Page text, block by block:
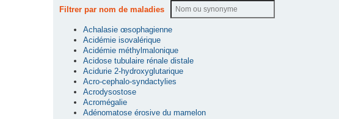
Filtrer par nom de maladies
Achalasie œsophagienne
Acidémie isovalérique
Acidémie méthylmalonique
Acidose tubulaire rénale distale
Acidurie 2-hydroxyglutarique
Acro-cephalo-syndactylies
Acrodysostose
Acromégalie
Adénomatose érosive du mamelon